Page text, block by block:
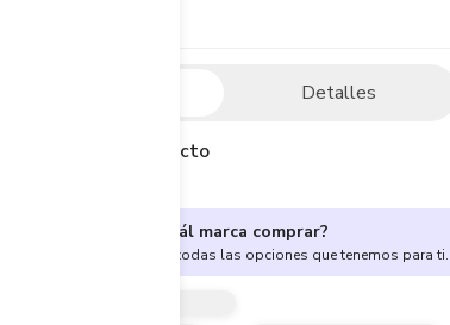
Detalles
Descripción del producto
¿No sabes cuál marca comprar?
Encuentra aquí todas las opciones que tenemos para ti.